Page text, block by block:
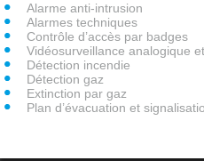
Alarme anti-intrusion
Alarmes techniques
Contrôle d’accès par badges
Vidéosurveillance analogique
Détection incendie
Détection gaz
Extinction par gaz
Plan d’évacuation et